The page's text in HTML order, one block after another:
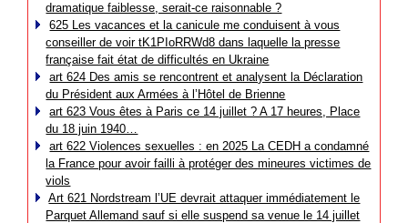
dramatique faiblesse, serait-ce raisonnable ?
625 Les vacances et la canicule me conduisent à vous
conseiller de voir tK1PIoRRWd8 dans laquelle la presse
française fait état de difficultés en Ukraine
art 624 Des amis se rencontrent et analysent la Déclaration
du Président aux Armées à l’Hôtel de Brienne
art 623 Vous êtes à Paris ce 14 juillet ? A 17 heures, Place
du 18 juin 1940…
art 622 Violences sexuelles : en 2025 La CEDH a condamné
la France pour avoir failli à protéger des mineures victimes de
viols
Art 621 Nordstream l’UE devrait attaquer immédiatement le
Parquet Allemand sauf si elle suspend sa venue le 14 juillet